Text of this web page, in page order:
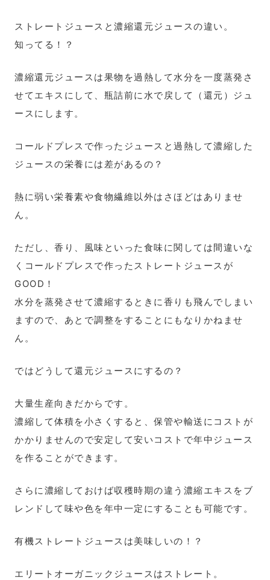
ストレートジュースと濃縮還元ジュースの違い。
知ってる！？
濃縮還元ジュースは果物を過熱して水分を一度蒸発さ
せてエキスにして、瓶詰前に水で戻して（還元）ジュ
ースにします。
コールドプレスで作ったジュースと過熱して濃縮した
ジュースの栄養には差があるの？
熱に弱い栄養素や食物繊維以外はさほどはありませ
ん。
ただし、香り、風味といった食味に関しては間違いな
くコールドプレスで作ったストレートジュースが
GOOD！
水分を蒸発させて濃縮するときに香りも飛んでしまい
ますので、あとで調整をすることにもなりかねませ
ん。
ではどうして還元ジュースにするの？
大量生産向きだからです。
濃縮して体積を小さくすると、保管や輸送にコストが
かかりませんので安定して安いコストで年中ジュース
を作ることができます。
さらに濃縮しておけば収穫時期の違う濃縮エキスをブ
レンドして味や色を年中一定にすることも可能です。
有機ストレートジュースは美味しいの！？
エリートオーガニックジュースはストレート。